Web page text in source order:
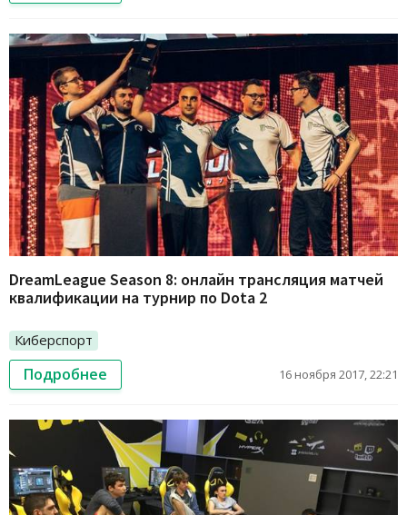
DreamLeague Season 8: онлайн трансляция матчей
квалификации на турнир по Dota 2
Киберспорт
Подробнее 16 ноября 2017, 22:21